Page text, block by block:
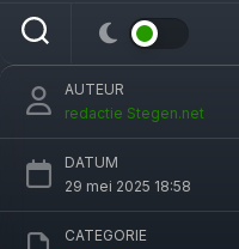
Prix op CDI Exloo
AUTEUR
redactie Stegen.net
DATUM
29 mei 2025 18:58
CATEGORIE